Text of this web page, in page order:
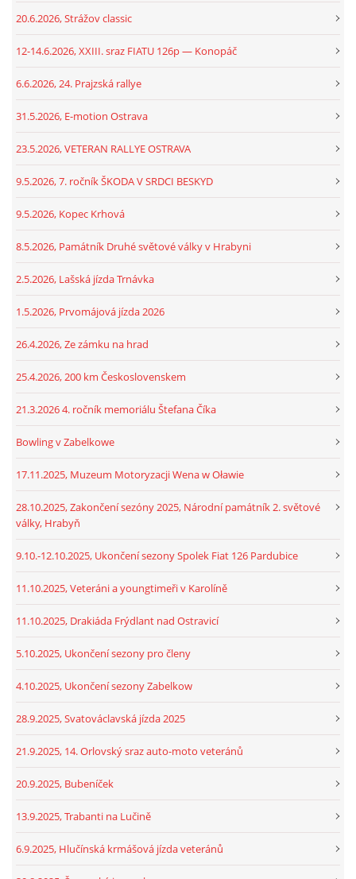
20.6.2026, Strážov classic
12-14.6.2026, XXIII. sraz FIATU 126p — Konopáč
6.6.2026, 24. Prajzská rallye
31.5.2026, E-motion Ostrava
23.5.2026, VETERAN RALLYE OSTRAVA
9.5.2026, 7. ročník ŠKODA V SRDCI BESKYD
9.5.2026, Kopec Krhová
8.5.2026, Památník Druhé světové války v Hrabyni
2.5.2026, Lašská jízda Trnávka
1.5.2026, Prvomájová jízda 2026
26.4.2026, Ze zámku na hrad
25.4.2026, 200 km Československem
21.3.2026 4. ročník memoriálu Štefana Číka
Bowling v Zabelkowe
17.11.2025, Muzeum Motoryzacji Wena w Oławie
28.10.2025, Zakončení sezóny 2025, Národní památník 2. světové
války, Hrabyň
9.10.-12.10.2025, Ukončení sezony Spolek Fiat 126 Pardubice
11.10.2025, Veteráni a youngtimeři v Karolíně
11.10.2025, Drakiáda Frýdlant nad Ostravicí
5.10.2025, Ukončení sezony pro členy
4.10.2025, Ukončení sezony Zabelkow
28.9.2025, Svatováclavská jízda 2025
21.9.2025, 14. Orlovský sraz auto-moto veteránů
20.9.2025, Bubeníček
13.9.2025, Trabanti na Lučině
6.9.2025, Hlučínská krmášová jízda veteránů